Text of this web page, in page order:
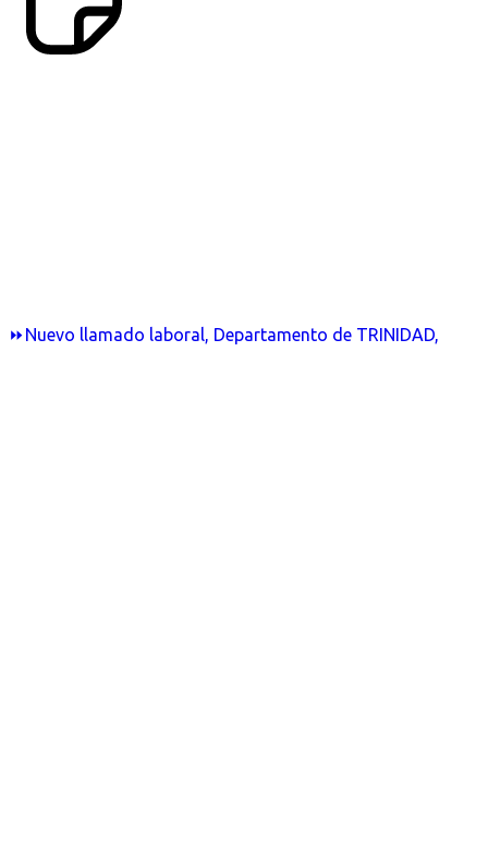
⏩Nuevo llamado laboral, Departamento de TRINIDAD,